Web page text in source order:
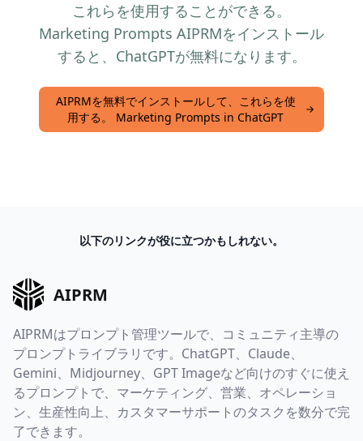
これらを使用することができる。
Marketing Prompts AIPRMをインストール
すると、ChatGPTが無料になります。
AIPRMを無料でインストールして、これらを使
用する。 Marketing Prompts in ChatGPT
以下のリンクが役に立つかもしれない。
AIPRM
AIPRMはプロンプト管理ツールで、コミュニティ主導の
プロンプトライブラリです。ChatGPT、Claude、
Gemini、Midjourney、GPT Imageなど向けのすぐに使え
るプロンプトで、マーケティング、営業、オペレーショ
ン、生産性向上、カスタマーサポートのタスクを数分で完
了できます。